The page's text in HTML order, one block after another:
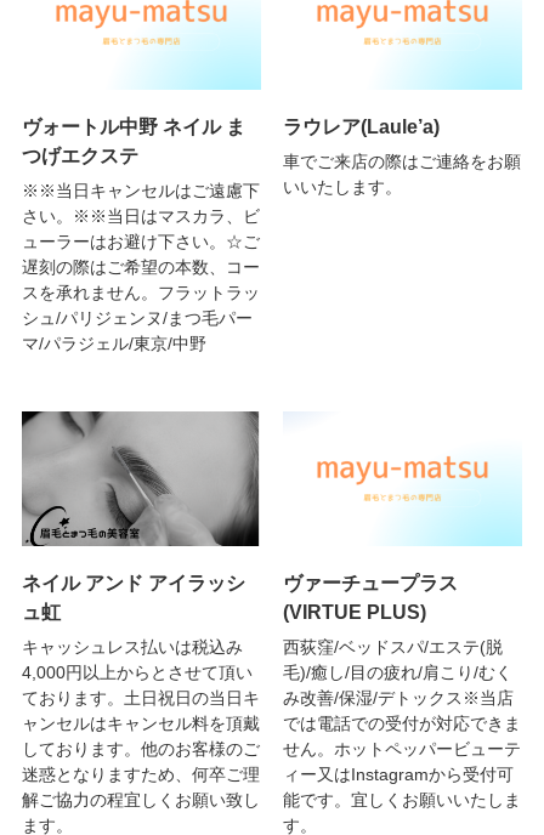
ヴォートル中野 ネイル ま
つげエクステ
※※当日キャンセルはご遠慮下
さい。※※当日はマスカラ、ビ
ューラーはお避け下さい。☆ご
遅刻の際はご希望の本数、コー
スを承れません。フラットラッ
シュ/パリジェンヌ/まつ毛パー
マ/パラジェル/東京/中野
ラウレア(Laule’a)
車でご来店の際はご連絡をお願
いいたします。
ネイル アンド アイラッシ
ュ虹
キャッシュレス払いは税込み
4,000円以上からとさせて頂い
ております。土日祝日の当日キ
ャンセルはキャンセル料を頂戴
しております。他のお客様のご
迷惑となりますため、何卒ご理
解ご協力の程宜しくお願い致し
ます。
ヴァーチュープラス
(VIRTUE PLUS)
西荻窪/ベッドスパ/エステ(脱
毛)/癒し/目の疲れ/肩こり/むく
み改善/保湿/デトックス※当店
では電話での受付が対応できま
せん。ホットペッパービューテ
ィー又はInstagramから受付可
能です。宜しくお願いいたしま
す。